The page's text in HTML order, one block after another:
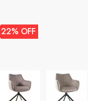
22% OFF